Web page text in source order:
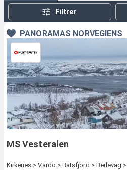
Nos destinations
Ports
Filtrer
PANORAMAS NORVÉGIENS
MS Vesteralen
Kirkenes > Vardo > Batsfjord > Berlevag